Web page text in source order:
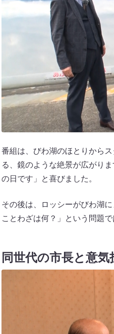
番組は、びわ湖のほとりから
る、鏡のような絶景が広がり
の日です」と喜びました。
その後は、ロッシーがびわ湖
ことわざは何？」という問題
同世代の市長と意